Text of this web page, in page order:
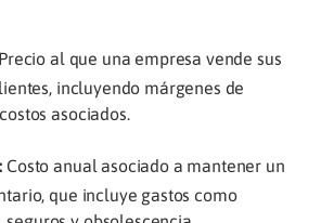
Precio al que una empresa vende sus
incluyendo márgenes de
asociados.
Costo anual asociado a mantener un
que incluye gastos como